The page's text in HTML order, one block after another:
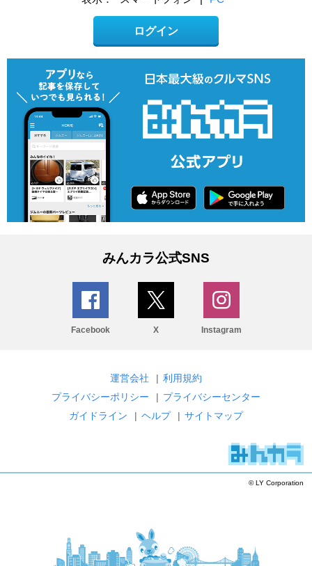
ログイン
みんカラ公式SNS
Facebook X Instagram
運営会社 | 利用規約
プライバシーポリシー
| プライバシーセンター
ガイドライン
| ヘルプ | サイトマップ
© LY Corporation